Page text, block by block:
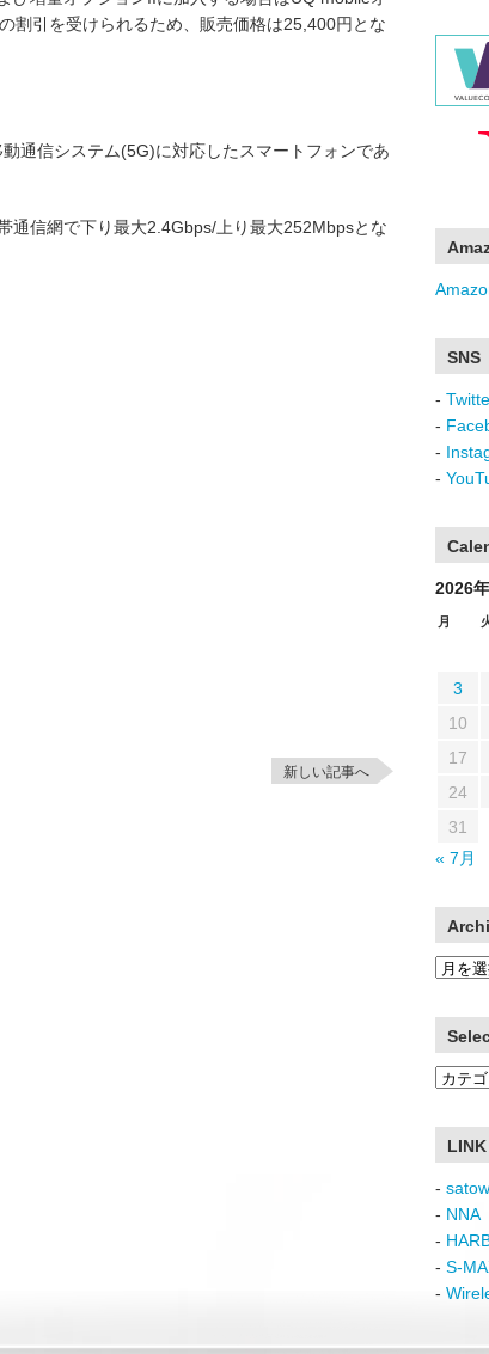
割引を受けられるため、販売価格は25,400円とな
通信システム(5G)に対応したスマートフォンであ
通信網で下り最大2.4Gbps/上り最大252Mbpsとな
新しい記事へ
SNS
-
-
-
-
2026
月
3
10
17
24
31
« 7月
Archive
Select
LINK
-
- NNA
-
- S-
-